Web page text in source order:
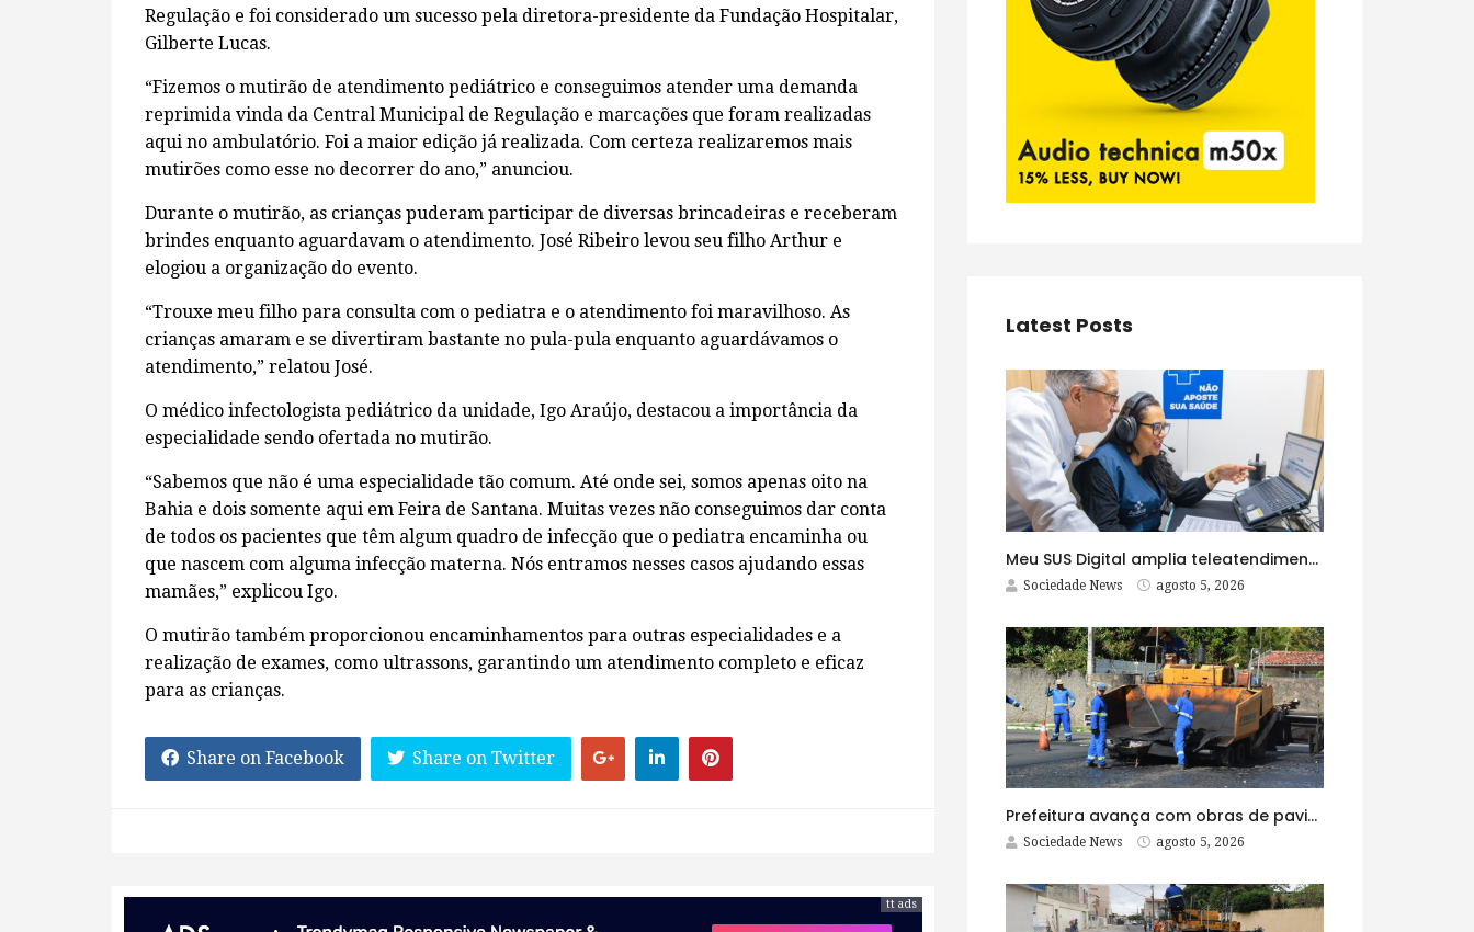
Regulação e foi considerado um sucesso pela diretora-presidente da Fundação Hospitalar,
Gilberte Lucas.
“Fizemos o mutirão de atendimento pediátrico e conseguimos atender uma demanda
reprimida vinda da Central Municipal de Regulação e marcações que foram realizadas
aqui no ambulatório. Foi a maior edição já realizada. Com certeza realizaremos mais
mutirões como esse no decorrer do ano,” anunciou.
Durante o mutirão, as crianças puderam participar de diversas brincadeiras e receberam
brindes enquanto aguardavam o atendimento. José Ribeiro levou seu filho Arthur e
elogiou a organização do evento.
“Trouxe meu filho para consulta com o pediatra e o atendimento foi maravilhoso. As
crianças amaram e se divertiram bastante no pula-pula enquanto aguardávamos o
atendimento,” relatou José.
O médico infectologista pediátrico da unidade, Igo Araújo, destacou a importância da
especialidade sendo ofertada no mutirão.
“Sabemos que não é uma especialidade tão comum. Até onde sei, somos apenas oito na
Bahia e dois somente aqui em Feira de Santana. Muitas vezes não conseguimos dar conta
de todos os pacientes que têm algum quadro de infecção que o pediatra encaminha ou
que nascem com alguma infecção materna. Nós entramos nesses casos ajudando essas
mamães,” explicou Igo.
O mutirão também proporcionou encaminhamentos para outras especialidades e a
realização de exames, como ultrassons, garantindo um atendimento completo e eficaz
para as crianças.
Share on Facebook Share on Twitter
tt ads
Latest Posts
Meu SUS Digital amplia teleatendimentos para pessoas com problemas com jogos e apostas
Sociedade News agosto 5, 2026
Prefeitura avança com obras de pavimentação asfáltica na Rua Lopes Rodrigues
Sociedade News agosto 5, 2026